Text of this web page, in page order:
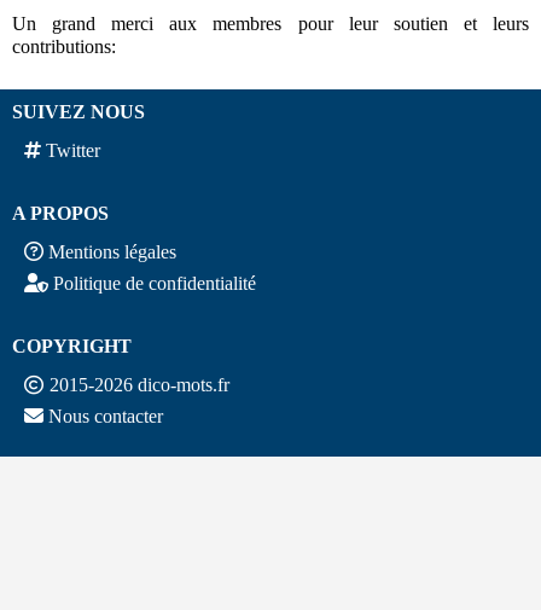
Un grand merci aux membres pour leur soutien et leurs
contributions:
SUIVEZ NOUS
Twitter
A PROPOS
Mentions légales
Politique de confidentialité
COPYRIGHT
2015-2026 dico-mots.fr
Nous contacter